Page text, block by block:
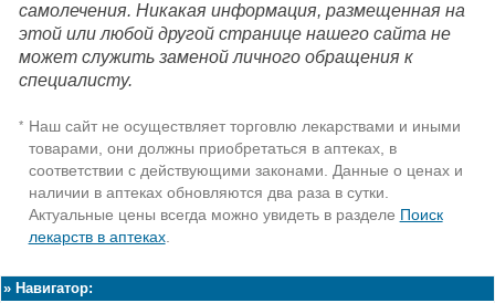
самолечения. Никакая информация, размещенная на
этой или любой другой странице нашего сайта не
может служить заменой личного обращения к
специалисту.
* Наш сайт не осуществляет торговлю лекарствами и иными
товарами, они должны приобретаться в аптеках, в
соответствии с действующими законами. Данные о ценах и
наличии в аптеках обновляются два раза в сутки.
Актуальные цены всегда можно увидеть в разделе Поиск
лекарств в аптеках.
» Навигатор: